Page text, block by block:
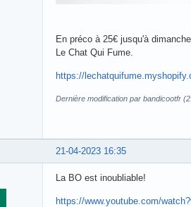
En préco à 25€ jusqu'à
Le Chat Qui Fume.
https://
Dernière modification par bandicootfr
21-04-2023 16:35
La BO est inoubliable!
https://www.youtube.com/